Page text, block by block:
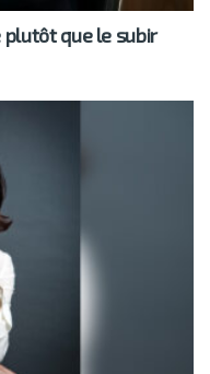
plutôt que le subir